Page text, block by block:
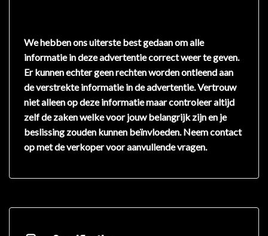
We hebben ons uiterste best gedaan om alle
informatie in deze advertentie correct weer te geven.
Er kunnen echter geen rechten worden ontleend aan
de verstrekte informatie in de advertentie. Vertrouw
niet alleen op deze informatie maar controleer altijd
zelf de zaken welke voor jouw belangrijk zijn en je
beslissing zouden kunnen beïnvloeden. Neem contact
op met de verkoper voor aanvullende vragen.